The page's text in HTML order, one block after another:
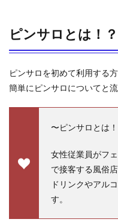
ピンサロとは！
ピンサロを初めて利用する
簡単にピンサロについてと
〜ピンサロとは
女性従業員がフ
で接客する風俗
ドリンクやアル
す。